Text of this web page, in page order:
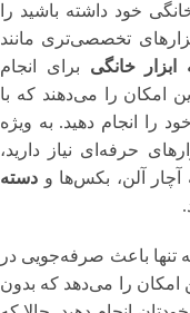
خود داشته باشید را
تخصصی‌تری مانند
خانگی برای انجام
امکان را می‌دهند که با
انجام دهید. به ویژه
حرفه‌ای نیاز دارید،
آچار آلن، بکس‌ها و دسته
تنها باعث صرفه‌جویی در
امکان را می‌دهد که بدون